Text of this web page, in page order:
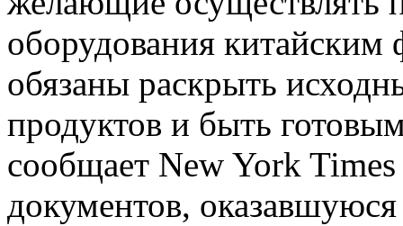
оборудования
обязаны раскрыть
продуктов и быть
сообщает New York
документов,